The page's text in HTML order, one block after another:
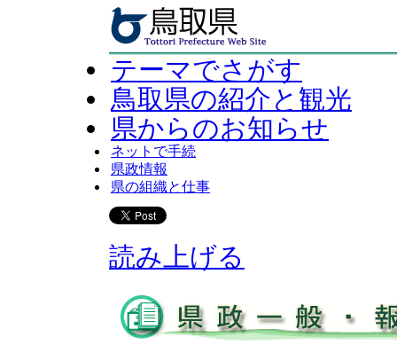
テーマでさがす
鳥取県の紹介と観光
県からのお知らせ
ネットで手続
県政情報
県の組織と仕事
読み上げる